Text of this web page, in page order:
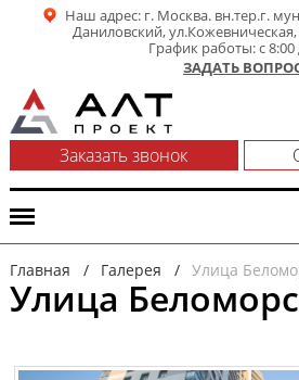
Наш адрес: г. Москва. вн.тер.г.
Даниловский,
График работы: с 8:00
ЗАДАТЬ
Заказать звонок
Главная / Галерея / Улица
Улица